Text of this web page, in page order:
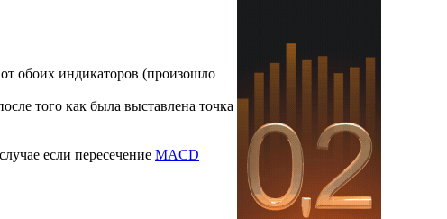
обоих индикаторов (произошло
того как была выставлена точка
если пересечение MACD